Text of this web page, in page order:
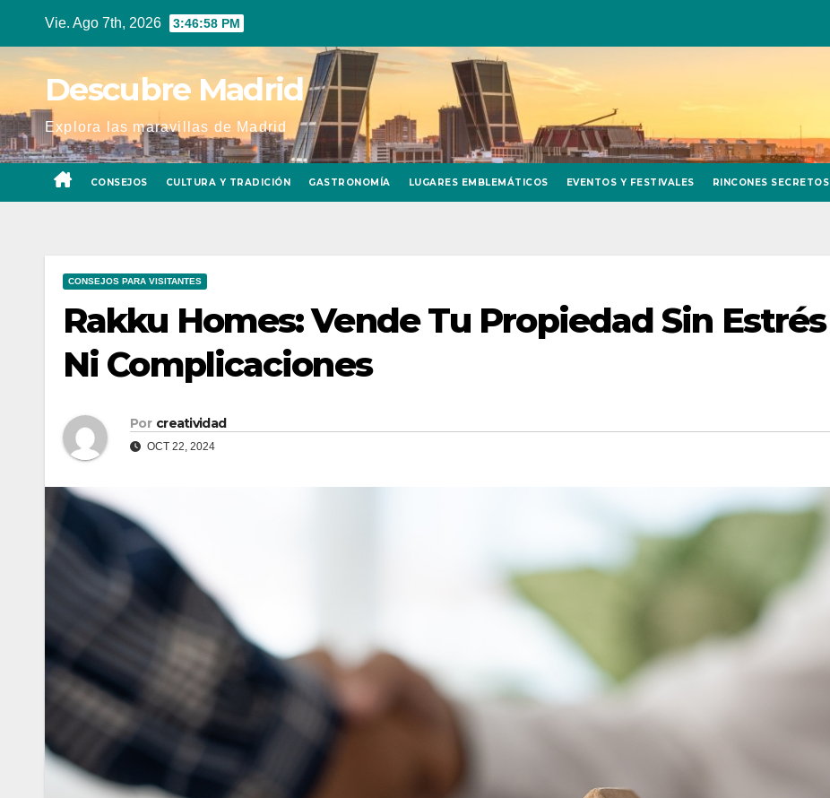
contenido
Vie. Ago 7th, 2026 3:47:00 PM
Descubre Madrid
Explora las maravillas de Madrid
CONSEJOS CULTURA Y TRADICIÓN GASTRONOMÍA LUGARES EMBLEMÁTICOS EVENTOS Y FESTIVALES RINCONES SECRETOS
CONSEJOS PARA VISITANTES
Rakku Homes: Vende Tu Propiedad Sin Estrés
Ni Complicaciones
Por creatividad
OCT 22, 2024